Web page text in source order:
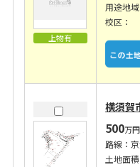
上物有
用途地
校区：
横須賀
500万円
路線：
土地面